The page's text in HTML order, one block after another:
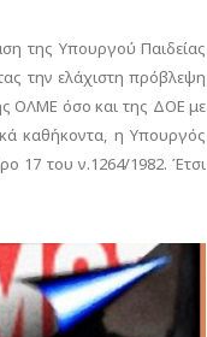
της Υπουργού Παιδείας
την ελάχιστη πρόβλεψη
ΟΛΜΕ όσο και της ΔΟΕ με
καθήκοντα, η Υπουργός
17 του ν.1264/1982. Έτσι